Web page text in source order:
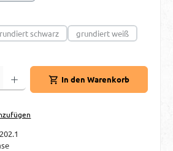
schwarz
(Diese Option ist zurzeit nicht verfügbar.)
grundiert weiß
(Diese Option ist
zurzeit nicht verfügbar.)
Wert ein oder benutze die Schaltflächen
In den Warenkorb